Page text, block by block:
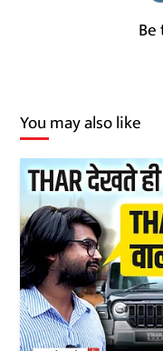
You may also like